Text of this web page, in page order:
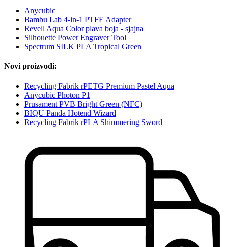
Anycubic
Bambu Lab 4-in-1 PTFE Adapter
Revell Aqua Color plava boja - sjajna
Silhouette Power Engraver Tool
Spectrum SILK PLA Tropical Green
Novi proizvodi:
Recycling Fabrik rPETG Premium Pastel Aqua
Anycubic Photon P1
Prusament PVB Bright Green (NFC)
BIQU Panda Hotend Wizard
Recycling Fabrik rPLA Shimmering Sword